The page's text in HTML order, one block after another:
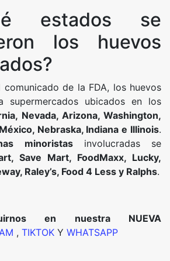
estados se
los huevos
de la FDA, los huevos
supermercados ubicados en los
Nevada, Arizona, Washington,
Nebraska, Indiana e Illinois.
minoristasinvolucradas se
Save Mart, FoodMaxx, Lucky,
Raley’s, Food 4 Less y Ralphs.
en nuestra NUEVA
, TIKTOK Y WHATSAPP